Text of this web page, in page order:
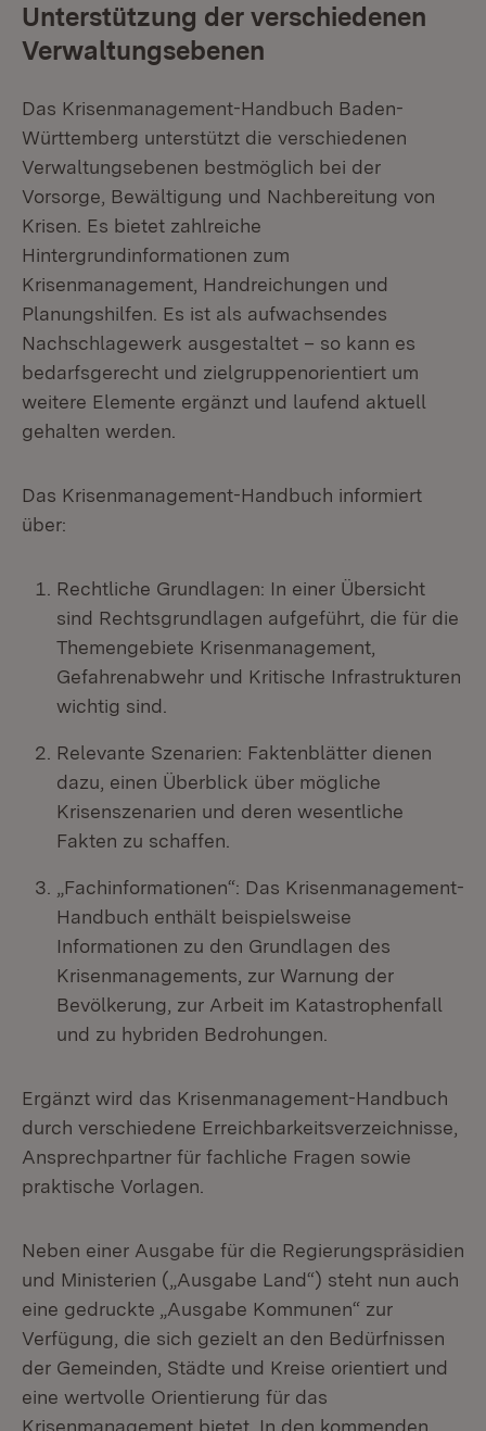
Unterstützung der verschiedenen
Verwaltungsebenen
Das Krisenmanagement-Handbuch Baden-
Württemberg unterstützt die verschiedenen
Verwaltungsebenen bestmöglich bei der
Vorsorge, Bewältigung und Nachbereitung von
Krisen. Es bietet zahlreiche
Hintergrundinformationen zum
Krisenmanagement, Handreichungen und
Planungshilfen. Es ist als aufwachsendes
Nachschlagewerk ausgestaltet – so kann es
bedarfsgerecht und zielgruppenorientiert um
weitere Elemente ergänzt und laufend aktuell
gehalten werden.
Das Krisenmanagement-Handbuch informiert
über:
Rechtliche Grundlagen: In einer Übersicht
sind Rechtsgrundlagen aufgeführt, die für die
Themengebiete Krisenmanagement,
Gefahrenabwehr und Kritische Infrastrukturen
wichtig sind.
Relevante Szenarien: Faktenblätter dienen
dazu, einen Überblick über mögliche
Krisenszenarien und deren wesentliche
Fakten zu schaffen.
„Fachinformationen“: Das Krisenmanagement-
Handbuch enthält beispielsweise
Informationen zu den Grundlagen des
Krisenmanagements, zur Warnung der
Bevölkerung, zur Arbeit im Katastrophenfall
und zu hybriden Bedrohungen.
Ergänzt wird das Krisenmanagement-Handbuch
durch verschiedene Erreichbarkeitsverzeichnisse,
Ansprechpartner für fachliche Fragen sowie
praktische Vorlagen.
Neben einer Ausgabe für die Regierungspräsidien
und Ministerien („Ausgabe Land“) steht nun auch
eine gedruckte „Ausgabe Kommunen“ zur
Verfügung, die sich gezielt an den Bedürfnissen
der Gemeinden, Städte und Kreise orientiert und
eine wertvolle Orientierung für das
Krisenmanagement bietet. In den kommenden